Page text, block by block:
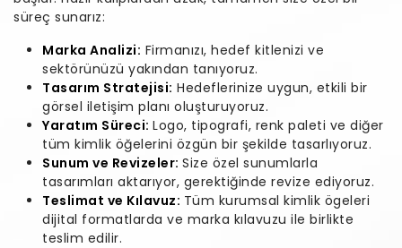
süreç sunarız:
Marka Analizi: Firmanızı, hedef kitlenizi ve
sektörünüzü yakından tanıyoruz.
Tasarım Stratejisi: Hedeflerinize uygun, etkili bir
görsel iletişim planı oluşturuyoruz.
Yaratım Süreci: Logo, tipografi, renk paleti ve diğer
tüm kimlik öğelerini özgün bir şekilde tasarlıyoruz.
Sunum ve Revizeler: Size özel sunumlarla
tasarımları aktarıyor, gerektiğinde revize ediyoruz.
Teslimat ve Kılavuz: Tüm kurumsal kimlik ögeleri
dijital formatlarda ve marka kılavuzu ile birlikte
teslim edilir.